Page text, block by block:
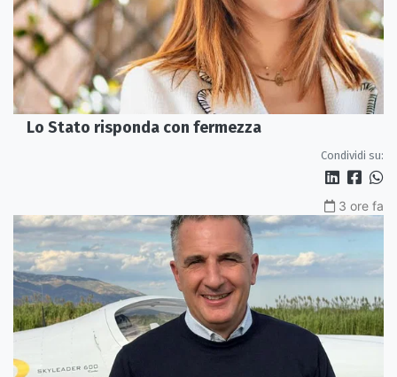
Lo Stato risponda con fermezza
Condividi su:
3 ore fa